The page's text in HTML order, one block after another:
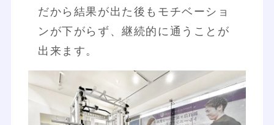
だから結果が出た後もモチベーショ
ンが下がらず、継続的に通うことが
出来ます。